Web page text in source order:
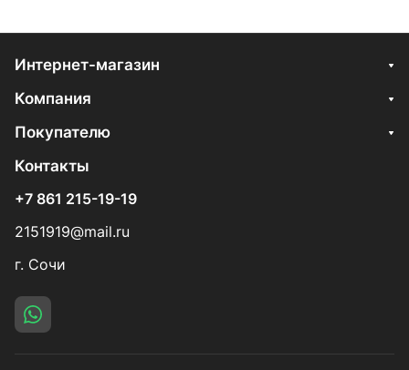
Интернет-магазин
Компания
Покупателю
Контакты
+7 861 215-19-19
2151919@mail.ru
г. Сочи